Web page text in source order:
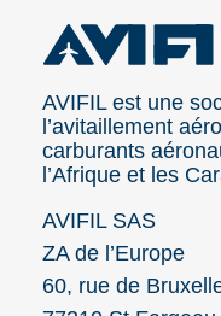
AVIFIL est une
l’avitaillement
carburants
l’Afrique et les
AVIFIL SAS
ZA de l’Europe
60, rue de